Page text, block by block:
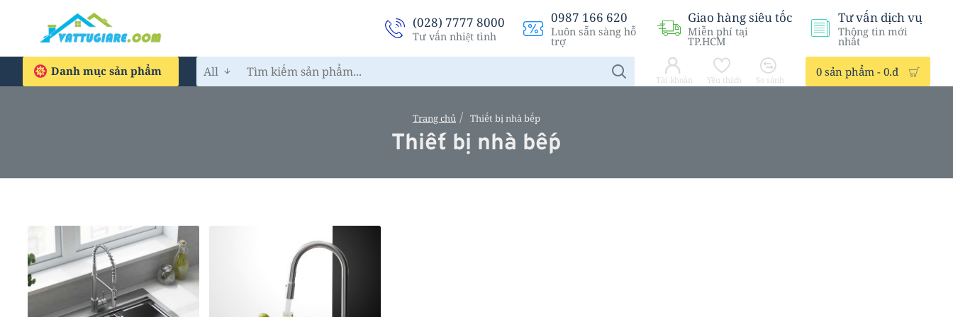
(028) 7777 8000
Tư vấn nhiệt tình
0987 166 620
Luôn sẵn sàng hỗ
trợ
Giao hàng siêu tốc
Miễn phí tại
TP.HCM
Tư vấn dịch vụ
Thông tin mới
nhất
Danh mục sản phẩm All
Tìm
kiếm
Tài khoản Yêu thích So sánh
0 sản phẩm - 0.đ
Thiết bị nhà bếp
Trang chủ h
o
m
Thiết bị nhà bếp